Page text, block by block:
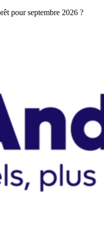
pour septembre 2026 ?